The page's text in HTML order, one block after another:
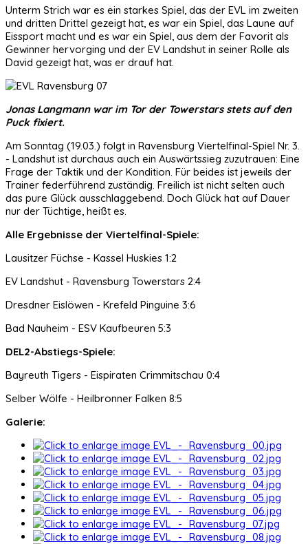
Unterm Strich war es ein starkes Spiel, das der EVL im zweiten
und dritten Drittel gezeigt hat, es war ein Spiel, das Laune auf
Eissport macht und es war ein Spiel, aus dem der Favorit als
Gewinner hervorging und der EV Landshut in seiner Rolle als
David gezeigt hat, was er drauf hat.
Jonas Langmann war im Tor der Towerstars stets auf den
Puck fixiert.
Am Sonntag (19.03.) folgt in Ravensburg Viertelfinal-Spiel Nr. 3.
- Landshut ist durchaus auch ein Auswärtssieg zuzutrauen: Eine
Frage der Taktik und der Kondition. Für beides ist jeweils der
Trainer federführend zuständig. Freilich ist nicht selten auch
das pure Glück ausschlaggebend. Doch Glück hat auf Dauer
nur der Tüchtige, heißt es.
Alle Ergebnisse der Viertelfinal-Spiele:
Lausitzer Füchse - Kassel Huskies 1:2
EV Landshut - Ravensburg Towerstars 2:4
Dresdner Eislöwen - Krefeld Pinguine 3:6
Bad Nauheim - ESV Kaufbeuren 5:3
DEL2-Abstiegs-Spiele:
Bayreuth Tigers - Eispiraten Crimmitschau 0:4
Selber Wölfe - Heilbronner Falken 8:5
Galerie: